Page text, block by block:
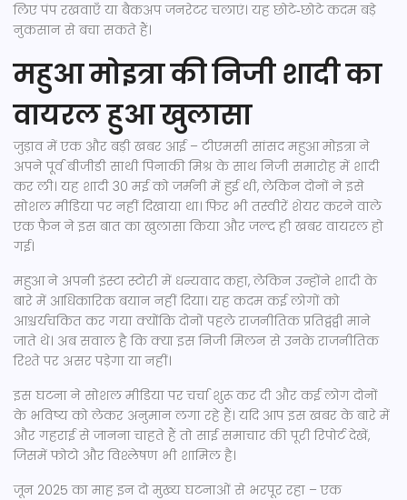
लिए पंप रखवाएँ या बैकअप जनरेटर चलाएं। यह छोटे‑छोटे कदम बड़े
नुकसान से बचा सकते हैं।
महुआ मोइत्रा की निजी शादी का
वायरल हुआ खुलासा
जुड़ाव में एक और बड़ी खबर आई – टीएमसी सांसद महुआ मोइत्रा ने
अपने पूर्व बीजीडी साथी पिनाकी मिश्र के साथ निजी समारोह में शादी
कर ली। यह शादी 30 मई को जर्मनी में हुई थी, लेकिन दोनों ने इसे
सोशल मीडिया पर नहीं दिखाया था। फिर भी तस्वीरें शेयर करने वाले
एक फ़ैन ने इस बात का खुलासा किया और जल्द ही खबर वायरल हो
गई।
महुआ ने अपनी इंस्टा स्टोरी में धन्यवाद कहा, लेकिन उन्होंने शादी के
बारे में आधिकारिक बयान नहीं दिया। यह कदम कई लोगों को
आश्चर्यचकित कर गया क्योंकि दोनों पहले राजनीतिक प्रतिद्वंद्वी माने
जाते थे। अब सवाल है कि क्या इस निजी मिलन से उनके राजनीतिक
रिश्ते पर असर पड़ेगा या नहीं।
इस घटना ने सोशल मीडिया पर चर्चा शुरू कर दी और कई लोग दोनों
के भविष्य को लेकर अनुमान लगा रहे हैं। यदि आप इस खबर के बारे में
और गहराई से जानना चाहते हैं तो साई समाचार की पूरी रिपोर्ट देखें,
जिसमें फोटो और विश्लेषण भी शामिल है।
जून 2025 का माह इन दो मुख्य घटनाओं से भरपूर रहा – एक